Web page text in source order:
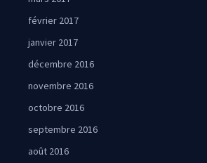
février 2017
janvier 2017
décembre 2016
novembre 2016
octobre 2016
septembre 2016
août 2016